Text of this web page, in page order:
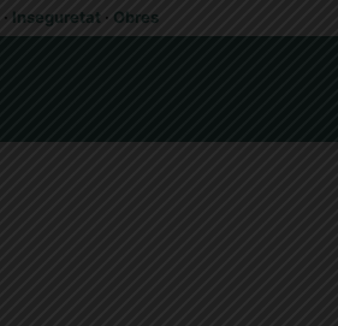
· Inseguretat · Obres